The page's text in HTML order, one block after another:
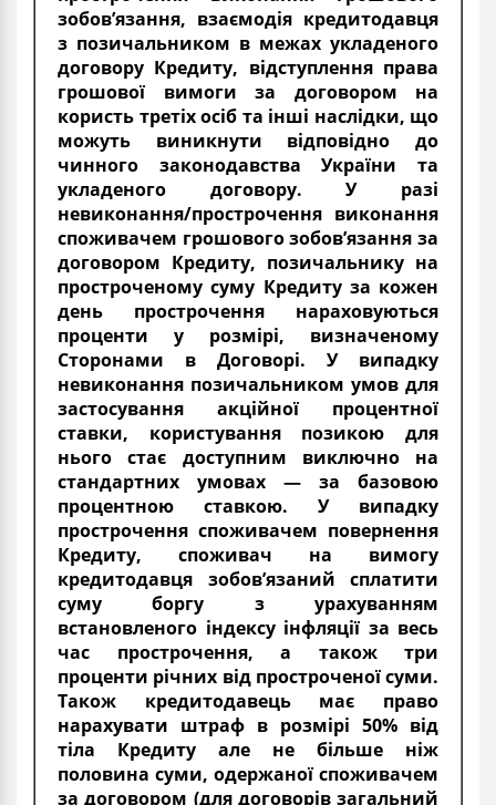
зобов’язання, взаємодія кредитодавця
з позичальником в межах укладеного
договору Кредиту, відступлення права
грошової вимоги за договором на
користь третіх осіб та інші наслідки, що
можуть виникнути відповідно до
чинного законодавства України та
укладеного договору. У разі
невиконання/прострочення виконання
споживачем грошового зобов’язання за
договором Кредиту, позичальнику на
простроченому суму Кредиту за кожен
день прострочення нараховуються
проценти у розмірі, визначеному
Сторонами в Договорі. У випадку
невиконання позичальником умов для
застосування акційної процентної
ставки, користування позикою для
нього стає доступним виключно на
стандартних умовах — за базовою
процентною ставкою. У випадку
прострочення споживачем повернення
Кредиту, споживач на вимогу
кредитодавця зобов’язаний сплатити
суму боргу з урахуванням
встановленого індексу інфляції за весь
час прострочення, а також три
проценти річних від простроченої суми.
Також кредитодавець має право
нарахувати штраф в розмірі 50% від
тіла Кредиту але не більше ніж
половина суми, одержаної споживачем
за договором (для договорів загальний